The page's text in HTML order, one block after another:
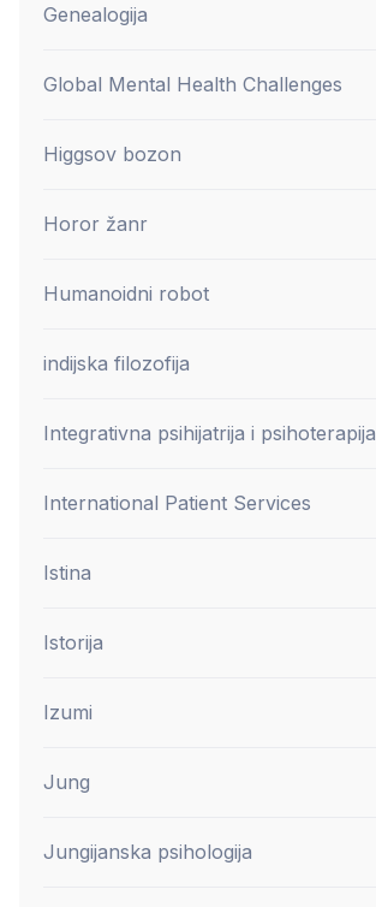
Genealogija
Global Mental Health Challenges
Higgsov bozon
Horor žanr
Humanoidni robot
indijska filozofija
Integrativna psihijatrija i psihoterapija
International Patient Services
Istina
Istorija
Izumi
Jung
Jungijanska psihologija